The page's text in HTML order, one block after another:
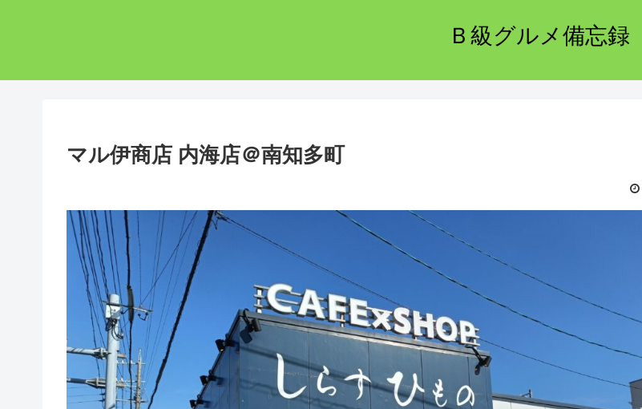
Ｂ級グルメ備忘録
マル伊商店 内海店＠南知多町